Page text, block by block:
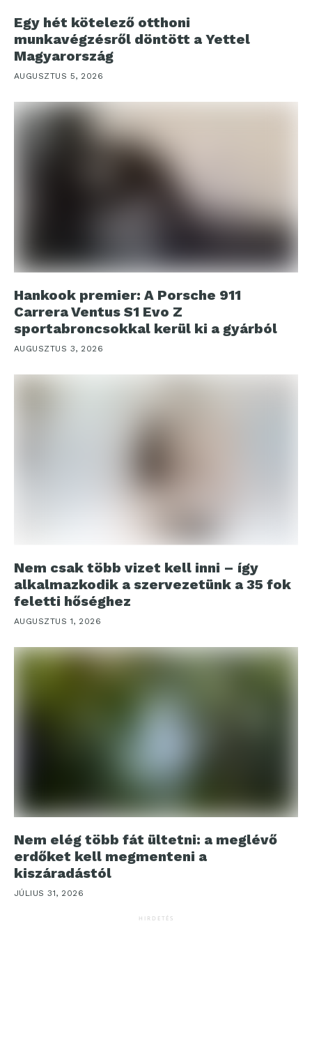
Egy hét kötelező otthoni
munkavégzésről döntött a Yettel
Magyarország
AUGUSZTUS 5, 2026
Hankook premier: A Porsche 911
Carrera Ventus S1 Evo Z
sportabroncsokkal kerül ki a gyárból
AUGUSZTUS 3, 2026
Nem csak több vizet kell inni – így
alkalmazkodik a szervezetünk a 35 fok
feletti hőséghez
AUGUSZTUS 1, 2026
Nem elég több fát ültetni: a meglévő
erdőket kell megmenteni a
kiszáradástól
JÚLIUS 31, 2026
HIRDETÉS